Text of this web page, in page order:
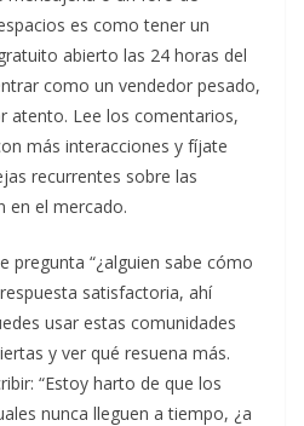
es como tener un
abierto las 24 horas del
como un vendedor pesado,
atento. Lee los comentarios,
más interacciones y fíjate
recurrentes sobre las
en el mercado.
pregunta “¿alguien sabe cómo
satisfactoria, ahí
usar estas comunidades
y ver qué resuena más.
“Estoy harto de que los
nunca lleguen a tiempo, ¿a